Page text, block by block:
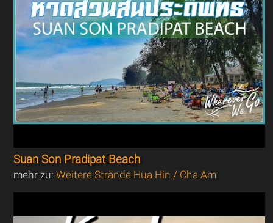
Suan Son Pradipat Beach
mehr zu:Weitere Strände Hua Hin / Cha Am